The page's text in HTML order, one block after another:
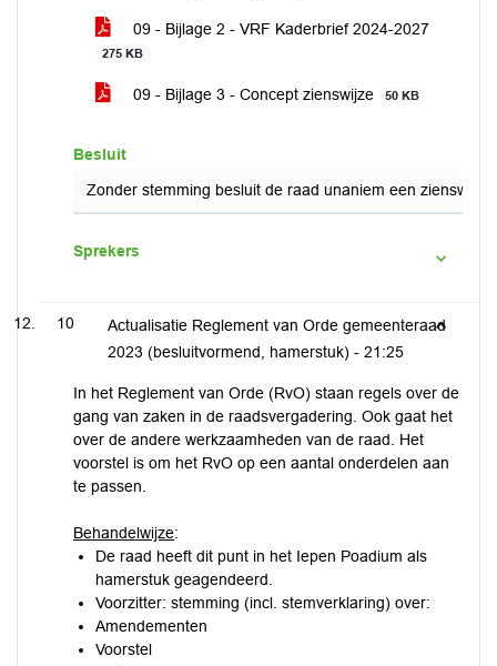
09 - Bijlage 2 - VRF Kaderbrief 2024-2027
275 KB
09 - Bijlage 3 - Concept zienswijze 50 KB
Besluit
Zonder stemming besluit de raad unaniem een
Sprekers
10
Actualisatie Reglement van Orde gemeenteraad
2023 (besluitvormend, hamerstuk) - 21:25
In het Reglement van Orde (RvO) staan regels over de
gang van zaken in de raadsvergadering. Ook gaat het
over de andere werkzaamheden van de raad. Het
voorstel is om het RvO op een aantal onderdelen aan
te passen.
Behandelwijze:
De raad heeft dit punt in het Iepen Poadium als
hamerstuk geagendeerd.
Voorzitter: stemming (incl. stemverklaring) over:
Amendementen
Voorstel